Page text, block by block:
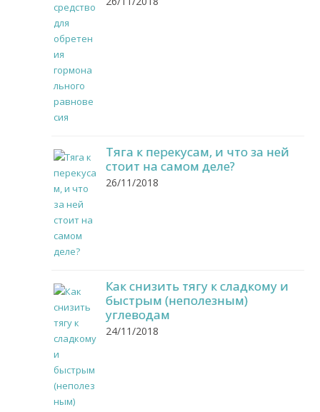
Тяга к перекусам, и что за ней
стоит на самом деле?
26/11/2018
Как снизить тягу к сладкому и
быстрым (неполезным)
углеводам
24/11/2018